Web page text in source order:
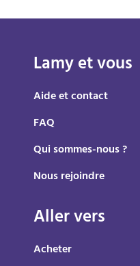
Lamy et vous
Aide et contact
FAQ
Qui sommes-nous ?
Nous rejoindre
Aller vers
Acheter